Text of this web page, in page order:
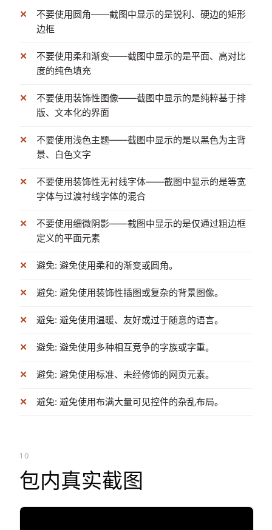
不要使用圆角——截图中显示的是锐利、硬边的矩形
边框
不要使用柔和渐变——截图中显示的是平面、高对比
度的纯色填充
不要使用装饰性图像——截图中显示的是纯粹基于排
版、文本化的界面
不要使用浅色主题——截图中显示的是以黑色为主背
景、白色文字
不要使用装饰性无衬线字体——截图中显示的是等宽
字体与过渡衬线字体的混合
不要使用细微阴影——截图中显示的是仅通过粗边框
定义的平面元素
避免: 避免使用柔和的渐变或圆角。
避免: 避免使用装饰性插图或复杂的背景图像。
避免: 避免使用温暖、友好或过于随意的语言。
避免: 避免使用多种相互竞争的字族或字重。
避免: 避免使用标准、未经修饰的网页元素。
避免: 避免使用布满大量可见控件的杂乱布局。
10
包内真实截图